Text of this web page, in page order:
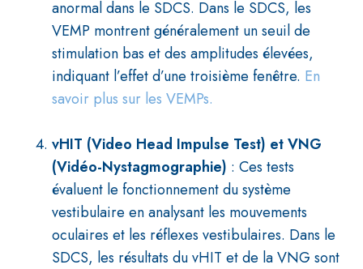
anormal dans le SDCS. Dans le SDCS, les
VEMP montrent généralement un seuil de
stimulation bas et des amplitudes élevées,
indiquant l’effet d’une troisième fenêtre. En
savoir plus sur les VEMPs.
vHIT (Video Head Impulse Test) et VNG
(Vidéo-Nystagmographie) : Ces tests
évaluent le fonctionnement du système
vestibulaire en analysant les mouvements
oculaires et les réflexes vestibulaires. Dans le
SDCS, les résultats du vHIT et de la VNG sont